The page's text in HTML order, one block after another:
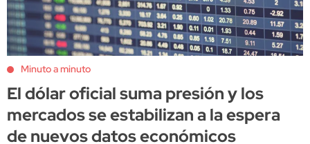
Minuto a minuto
El dólar oficial suma presión y los
mercados se estabilizan a la espera
de nuevos datos económicos